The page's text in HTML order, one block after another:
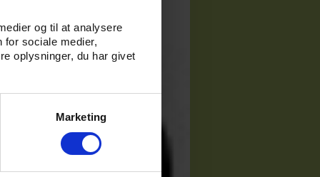
og til at analysere
for sociale medier,
oplysninger, du har givet
Marketing